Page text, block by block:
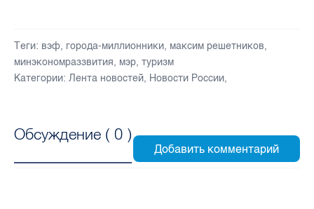
Теги: вэф, города-миллионники, максим решетников,
минэкономраззвития, мэр, туризм
Категории: Лента новостей, Новости России,
Обсуждение ( 0 )